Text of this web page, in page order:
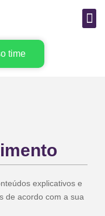
time
explicativos e
de acordo com a sua